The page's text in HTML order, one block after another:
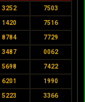
3252 7503
1420 7516
8784 7729
3487 0062
5698 7422
6201 1990
5223 3366